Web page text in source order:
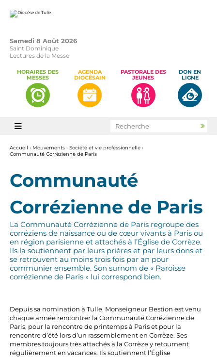
contenu.
navigation
Samedi 8 Août 2026
Saint Dominique
Lectures de la Messe
HORAIRES DES
MESSES
AGENDA
DIOCÉSAIN
PASTORALE DES
JEUNES
DON EN
LIGNE

Accueil › Mouvements › Société et vie professionnelle ›
Communauté Corrézienne de Paris
Communauté
Corrézienne de Paris
La Communauté Corrézienne de Paris regroupe des
corréziens de naissance ou de cœur vivants à Paris ou
en région parisienne et attachés à l’Église de Corrèze.
Ils la soutiennent par leurs prières et par leurs dons et
se retrouvent au moins trois fois par an pour
communier ensemble. Son surnom de « Paroisse
corrézienne de Paris » lui correspond bien.
Depuis sa nomination à Tulle, Monseigneur Bestion est venu
chaque année rencontrer la Communauté Corrézienne de
Paris, pour la rencontre de printemps à Paris et pour la
rencontre d’été lors d’un rassemblement en Corrèze. Ses
membres toujours très attachés à la Corrèze y retournent
régulièrement en vacances. Ils soutiennent l’Église